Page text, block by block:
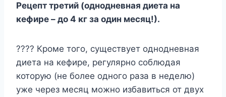
Рецепт третий (однодневная диета на
кефире – до 4 кг за один месяц!).
???? Кроме того, существует однодневная
диета на кефире, регулярно соблюдая
которую (не более одного раза в неделю)
уже через месяц можно избавиться от двух